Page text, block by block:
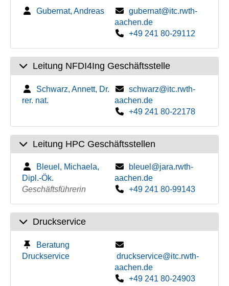
Gubernat, Andreas
gubernat@itc.rwth-
aachen.de
+49 241 80-29112
Leitung NFDI4Ing Geschäftsstelle
Schwarz, Annett, Dr.
rer. nat.
schwarz@itc.rwth-
aachen.de
+49 241 80-22178
Leitung HPC Geschäftsstellen
Bleuel, Michaela,
Dipl.-Ök.
Geschäftsführerin
bleuel@jara.rwth-
aachen.de
+49 241 80-99143
Druckservice
Beratung
Druckservice
druckservice@itc.rwth-
aachen.de
+49 241 80-24903